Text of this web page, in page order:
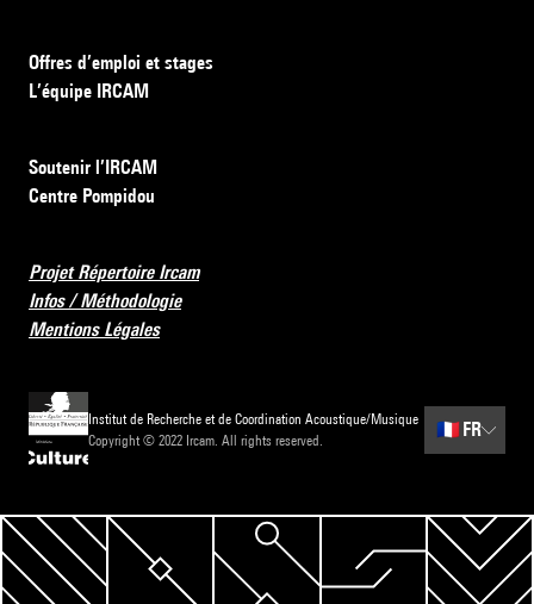
Offres d’emploi et stages
L’équipe IRCAM
Soutenir l’IRCAM
Centre Pompidou
Projet Répertoire Ircam
Infos / Méthodologie
Mentions Légales
Institut de Recherche et de Coordination Acoustique/Musique
Copyright © 2022 Ircam. All rights reserved.
🇫🇷 FR